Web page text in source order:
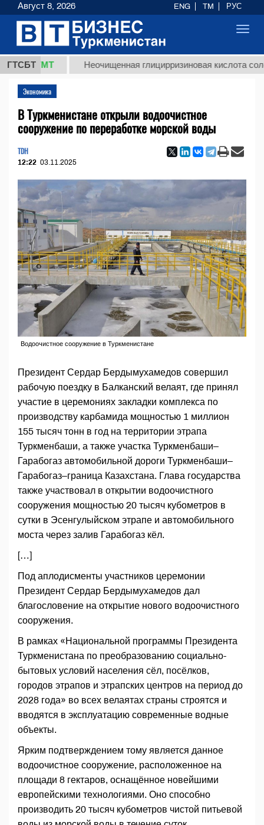
ГТСБТ
ТМТ Неочищенная глицирризиновая кислота
Экономика
В Туркменистане открыли водоочистное
сооружение по переработке морской воды
TDH
12:22 03.11.2025
Водоочистное сооружение в Туркменистане
Президент Сердар Бердымухамедов совершил
рабочую поездку в Балканский велаят, где принял
участие в церемониях закладки комплекса по
производству карбамида мощностью 1 миллион
155 тысяч тонн в год на территории этрапа
Туркменбаши, а также участка Туркменбаши–
Гарабогаз автомобильной дороги Туркменбаши–
Гарабогаз–граница Казахстана. Глава государства
также участвовал в открытии водоочистного
сооружения мощностью 20 тысяч кубометров в
сутки в Эсенгулыйском этрапе и автомобильного
моста через залив Гарабогаз кёл.
[…]
Под аплодисменты участников церемонии
Президент Сердар Бердымухамедов дал
благословение на открытие нового водоочистного
сооружения.
В рамках «Национальной программы Президента
Туркменистана по преобразованию социально-
бытовых условий населения сёл, посёлков,
городов этрапов и этрапских центров на период до
2028 года» во всех велаятах страны строятся и
вводятся в эксплуатацию современные водные
объекты.
Ярким подтверждением тому является данное
водоочистное сооружение, расположенное на
площади 8 гектаров, оснащённое новейшими
европейскими технологиями. Оно способно
производить 20 тысяч кубометров чистой питьевой
Август 8, 2026 ENG TM РУС